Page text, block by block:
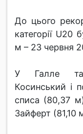
До цього
категорії
м – 23 червня
У Галле
Косинський і
списа (80,37
Зайферт (81,10